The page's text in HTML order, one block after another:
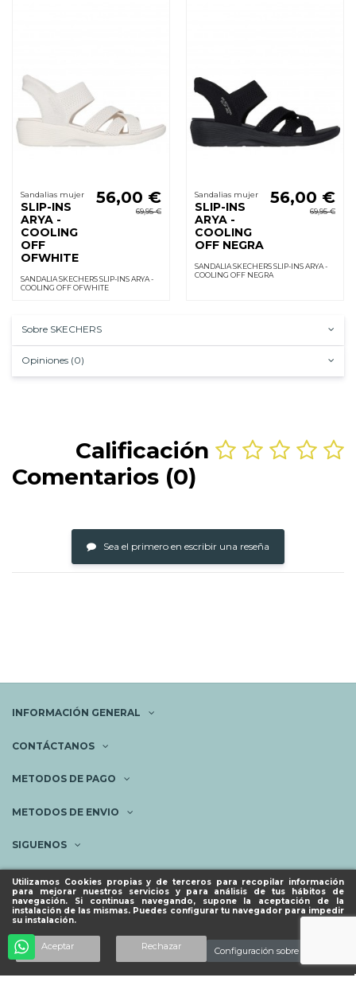
Utilizamos Cookies propias y de terceros para recopilar información
para mejorar nuestros servicios y para análisis de tus hábitos de
navegación. Si continuas navegando, supone la aceptación de la
instalación de las mismas. Puedes configurar tu navegador para impedir
su instalación.
Aceptar Rechazar Configuración sobre cookies
Añadir al carrito
Sandalias mujer
SLIP-INS
ARYA -
COOLING
OFF
OFWHITE
56,00 €
69,95 €
SANDALIA SKECHERS SLIP-INS ARYA -
COOLING OFF OFWHITE
Sandalias mujer
SLIP-INS
ARYA -
COOLING
OFF NEGRA
56,00 €
69,95 €
SANDALIA SKECHERS SLIP-INS ARYA -
COOLING OFF NEGRA
Sobre SKECHERS
Opiniones (0)
Calificación
Comentarios (0)
Sea el primero en escribir una reseña
INFORMACIÓN GENERAL
CONTÁCTANOS
METODOS DE PAGO
METODOS DE ENVIO
SIGUENOS
NEWSLETTER